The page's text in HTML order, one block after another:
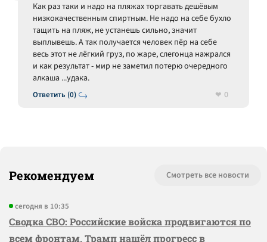
Ответить (0)
Как раз таки и надо на пляжах торгавать дешёвым
низкокачественным спиртным. Не надо на себе бухло
тащить на пляж, не устанешь сильно, значит
выплывешь. А так получается человек пёр на себе
весь этот не лёгкий груз, по жаре, слегонца нажрался
и как результат - мир не заметил потерю очередного
алкаша ...удака.
0
Рекомендуем Смотреть все новости
сегодня в 10:35
Сводка СВО: Российские войска продвигаются по
всем фронтам, Трамп нашёл прогресс в